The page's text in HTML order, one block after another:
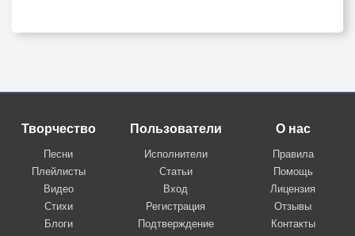
Творчество
Песни
Плейлисты
Видео
Стихи
Блоги
Пользователи
Исполнители
Статьи
Вход
Регистрация
Подтверждение
О нас
Правила
Помощь
Лицензия
Отзывы
Контакты